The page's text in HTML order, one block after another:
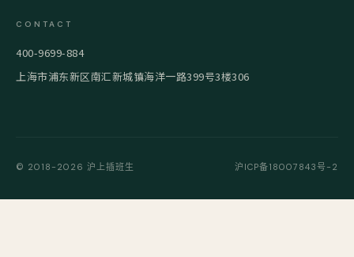
CONTACT
400-9699-884
上海市浦东新区南汇新城镇海洋一路399号3楼306
© 2018-2026 沪上插班生 沪ICP备18007843号-2